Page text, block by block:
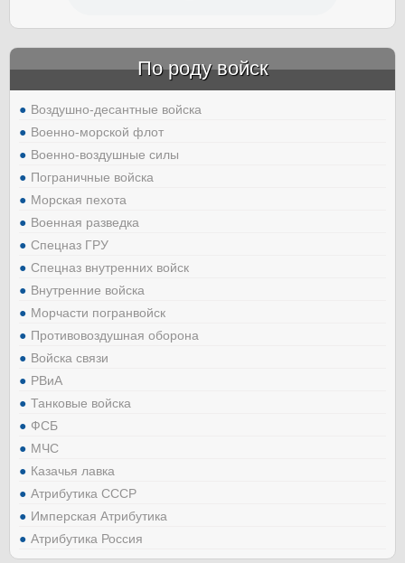
По роду войск
Воздушно-десантные войска
Военно-морской флот
Военно-воздушные силы
Пограничные войска
Морская пехота
Военная разведка
Спецназ ГРУ
Спецназ внутренних войск
Внутренние войска
Морчасти погранвойск
Противовоздушная оборона
Войска связи
РВиА
Танковые войска
ФСБ
МЧС
Казачья лавка
Атрибутика СССР
Имперская Атрибутика
Атрибутика Россия